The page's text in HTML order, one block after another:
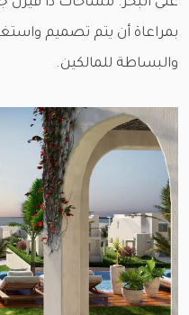
على البحر. مساحات ذا فيرل
بمراعاة أن يتم تصميم
والبساطة للمالكين.